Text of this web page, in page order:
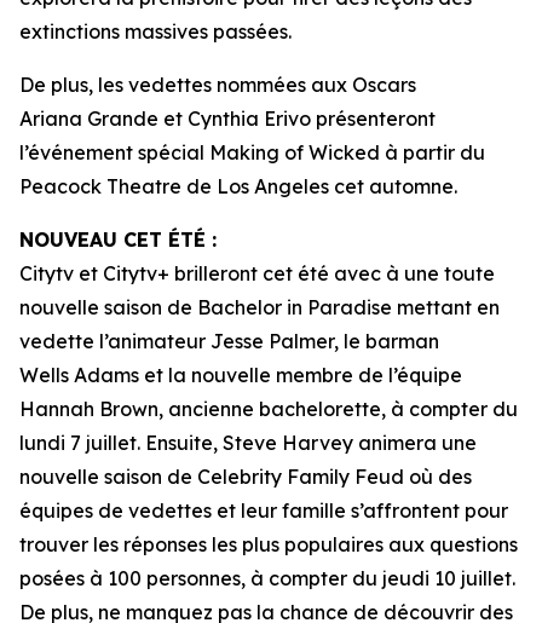
extinctions massives passées.
De plus, les vedettes nommées aux Oscars
Ariana Grande et Cynthia Erivo présenteront
l’événement spécial Making of Wicked à partir du
Peacock Theatre de Los Angeles cet automne.
NOUVEAU CET ÉTÉ :
Citytv et Citytv+ brilleront cet été avec à une toute
nouvelle saison de Bachelor in Paradise mettant en
vedette l’animateur Jesse Palmer, le barman
Wells Adams et la nouvelle membre de l’équipe
Hannah Brown, ancienne bachelorette, à compter du
lundi 7 juillet. Ensuite, Steve Harvey animera une
nouvelle saison de Celebrity Family Feud où des
équipes de vedettes et leur famille s’affrontent pour
trouver les réponses les plus populaires aux questions
posées à 100 personnes, à compter du jeudi 10 juillet.
De plus, ne manquez pas la chance de découvrir des